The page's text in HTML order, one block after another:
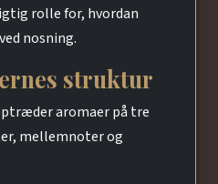
rolle for, hvordan
nosning.
struktur
aromaer på tre
mellemnoter og